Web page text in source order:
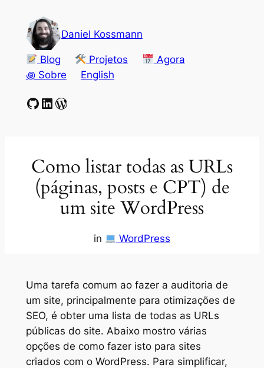
conteúdo
Daniel Kossmann
Blog Projetos
Agora
꩜ Sobre
English
GitHub
LinkedIn
WordPress
Como listar todas as URLs
(páginas, posts e CPT) de
um site WordPress
in WordPress
Uma tarefa comum ao fazer a auditoria de
um site, principalmente para otimizações de
SEO, é obter uma lista de todas as URLs
públicas do site. Abaixo mostro várias
opções de como fazer isto para sites
criados com o WordPress. Para simplificar,